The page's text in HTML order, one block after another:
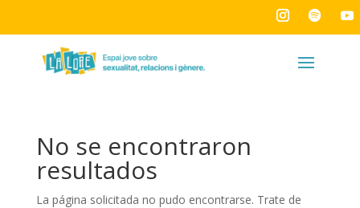
No se encontraron
resultados
La página solicitada no pudo encontrarse. Trate de